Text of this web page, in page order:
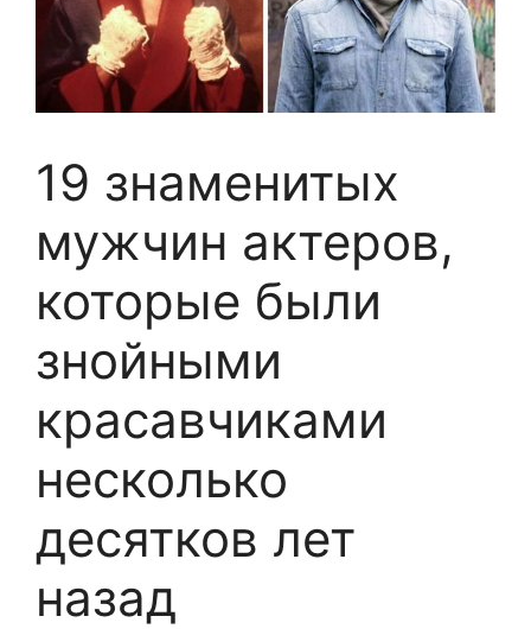
19 знаменитых
мужчин актеров,
которые были
знойными
красавчиками
несколько
десятков лет
назад